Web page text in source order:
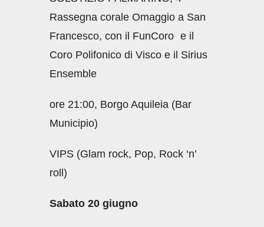
Rassegna corale Omaggio a San
Francesco, con il FunCoro e il
Coro Polifonico di Visco e il Sirius
Ensemble
ore 21:00, Borgo Aquileia (Bar
Municipio)
VIPS (Glam rock, Pop, Rock ‘n’
roll)
Sabato 20 giugno